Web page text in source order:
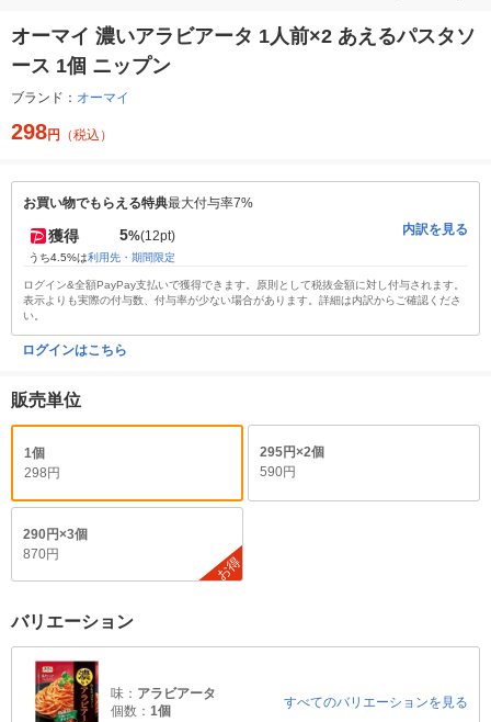
オーマイ 濃いアラビアータ 1人前×2 あえるパスタソ
ース 1個 ニップン
ブランド： オーマイ
298円 （税込）
お買い物でもらえる特典最大付与率7%
獲得 5%(12pt)
うち4.5%は利用先・期間限定
内訳を見る
ログイン&全額PayPay支払いで獲得できます。原則として税抜金額に対し付与されます。
表示よりも実際の付与数、付与率が少ない場合があります。詳細は内訳からご確認くださ
い。
ログインはこちら
販売単位
1個
298円
295円×2個
590円
290円×3個
870円
お得
バリエーション
味： アラビアータ
個数： 1個
すべてのバリエーションを見る